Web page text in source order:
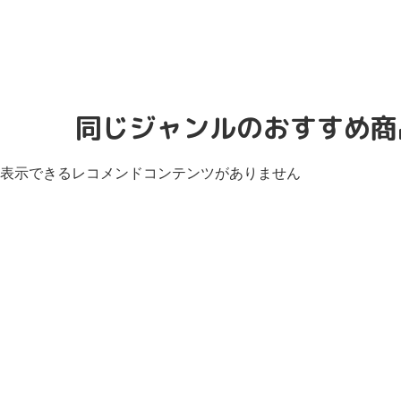
同じジャンルのおすすめ
表示できるレコメンドコンテンツがありません